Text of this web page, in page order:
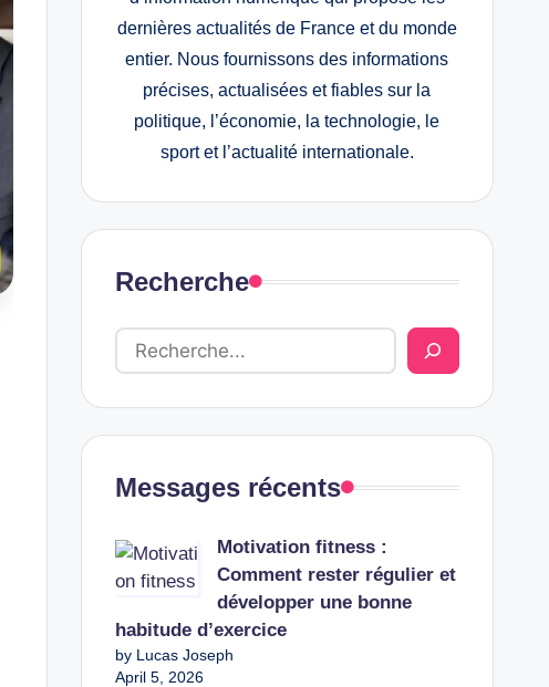
dernières actualités de France et du monde
entier. Nous fournissons des informations
précises, actualisées et fiables sur la
politique, l’économie, la technologie, le
sport et l’actualité internationale.
Recherche
Messages récents
Motivation fitness :
Comment rester régulier et
développer une bonne
habitude d’exercice
by Lucas Joseph
April 5, 2026